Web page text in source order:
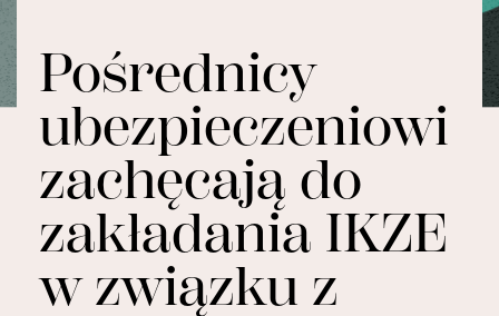
Pośrednicy
ubezpieczeniowi
zachęcają do
zakładania IKZE
w związku z